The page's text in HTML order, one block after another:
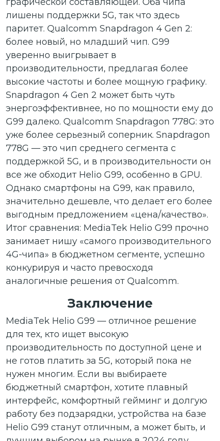
лишены поддержки 5G, так что здесь
паритет. Qualcomm Snapdragon 4 Gen 2:
более новый, но младший чип. G99
уверенно выигрывает в
производительности, предлагая более
высокие частоты и более мощную графику.
Snapdragon 4 Gen 2 может быть чуть
энергоэффективнее, но по мощности ему до
G99 далеко. Qualcomm Snapdragon 778G: это
уже более серьезный соперник. Snapdragon
778G — это чип среднего сегмента с
поддержкой 5G, и в производительности он
все же обходит Helio G99, особенно в GPU.
Однако смартфоны на G99, как правило,
значительно дешевле, что делает его более
выгодным предложением «цена/качество».
Итог сравнения: MediaTek Helio G99 прочно
занимает нишу «самого производительного
4G-чипа» в бюджетном сегменте, успешно
конкурируя и часто превосходя
аналогичные решения от Qualcomm.
Заключение
MediaTek Helio G99 — отличное решение
для тех, кто ищет высокую
производительность по доступной цене и
не готов платить за 5G, который пока не
нужен многим. Если вы выбираете
бюджетный смартфон, хотите плавный
интерфейс, комфортный гейминг и долгую
работу без подзарядки, устройства на базе
Helio G99 станут отличным, а может быть, и